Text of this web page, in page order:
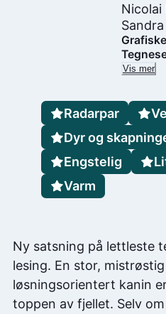
Nicolai
Vis mer
Ny satsning på lettleste
lesing. En stor,
løsningsorientert kanin
toppen av fjellet. Selv
Radarpar
Dyr og
Engstelig
Varm